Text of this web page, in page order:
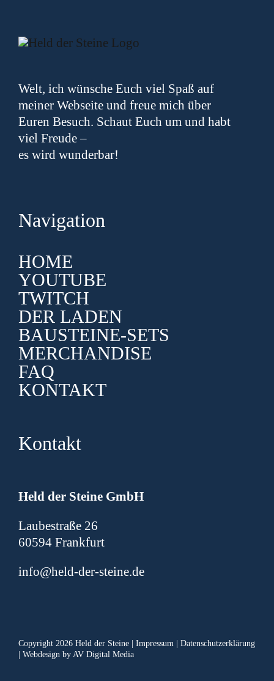
Welt, ich wünsche Euch viel Spaß auf
meiner Webseite und freue mich über
Euren Besuch. Schaut Euch um und habt
viel Freude –
es wird wunderbar!
Navigation
HOME
YOUTUBE
TWITCH
DER LADEN
BAUSTEINE-SETS
MERCHANDISE
FAQ
KONTAKT
Kontakt
Held der Steine GmbH
Laubestraße 26
60594 Frankfurt
info@held-der-steine.de
Copyright 2026 Held der Steine | Impressum| Datenschutzerklärung
| Webdesign by AV Digital Media